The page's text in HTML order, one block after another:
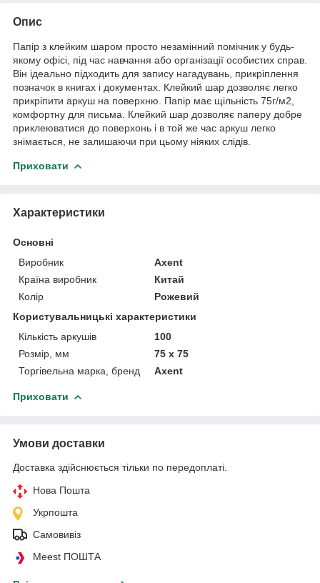
Опис
Папір з клейким шаром просто незамінний помічник у будь-
якому офісі, під час навчання або організації особистих справ.
Він ідеально підходить для запису нагадувань, прикріплення
позначок в книгах і документах. Клейкий шар дозволяє легко
прикріпити аркуш на поверхню. Папір має щільність 75г/м2,
комфортну для письма. Клейкий шар дозволяє паперу добре
приклеюватися до поверхонь і в той же час аркуш легко
знімається, не залишаючи при цьому ніяких слідів.
Приховати
Характеристики
Основні
Виробник
Axent
Країна виробник
Китай
Колір
Рожевий
Користувальницькі характеристики
Кількість аркушів
100
Розмір, мм
75 х 75
Торгівельна марка, бренд
Axent
Приховати
Умови доставки
Доставка здійснюється тільки по передоплаті.
Нова Пошта
Укрпошта
Самовивіз
Meest ПОШТА